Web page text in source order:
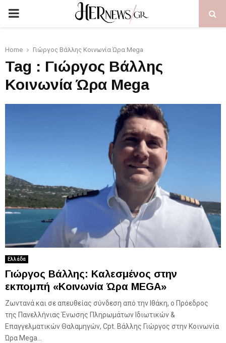
PRIMARY
Home Γιώργος Βάλλης Κοινωνία Ώρα Mega
Tag : Γιώργος Βάλλης
Κοινωνία Ώρα Mega
Ελλάδα
Γιώργος Βάλλης: Καλεσμένος στην
εκπομπή «Κοινωνία Ώρα MEGA»
Ζωντανά και σε απευθείας σύνδεση από την Ιθάκη, ο Πρόεδρος
της Πανελλήνιας Ένωσης Πληρωμάτων Ιδιωτικών &
Επαγγελματικών Θαλαμηγών, Cpt. Βάλλης Γιώργος στην Κοινωνία
Ώρα Mega...